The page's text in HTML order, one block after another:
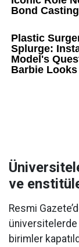
ve
Resmi
üniversitelerde
birimler